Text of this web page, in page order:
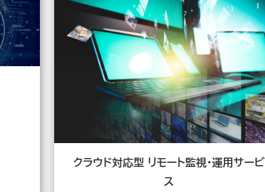
クラウド対応型 リモート監視・運用サービ
ス